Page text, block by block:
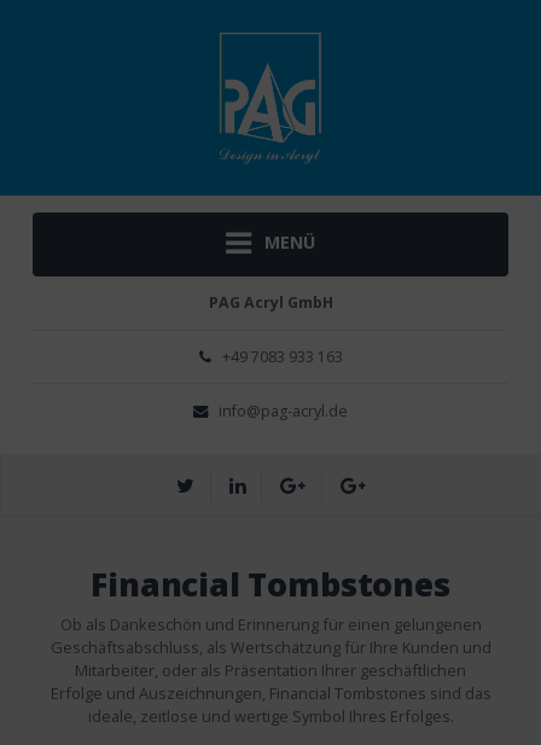
MENÜ
PAG Acryl GmbH
+49 ­7083 933 163
info@pag-acryl.de
Financial Tombstones
Ob als Dankeschön und Erinnerung für einen gelungenen
Geschäftsabschluss, als Wertschätzung für Ihre Kunden und
Mitarbeiter, oder als Präsentation Ihrer geschäftlichen
Erfolge und Auszeichnungen, Financial Tombstones sind das
ideale, zeitlose und wertige Symbol Ihres Erfolges.